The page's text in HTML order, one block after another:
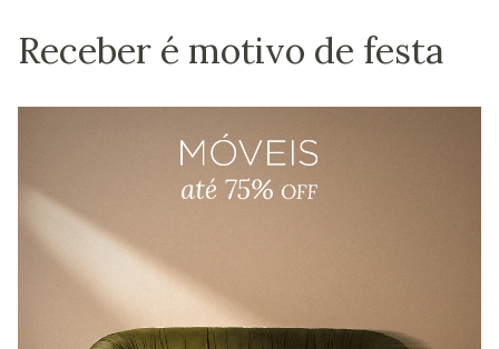
Receber é motivo de festa